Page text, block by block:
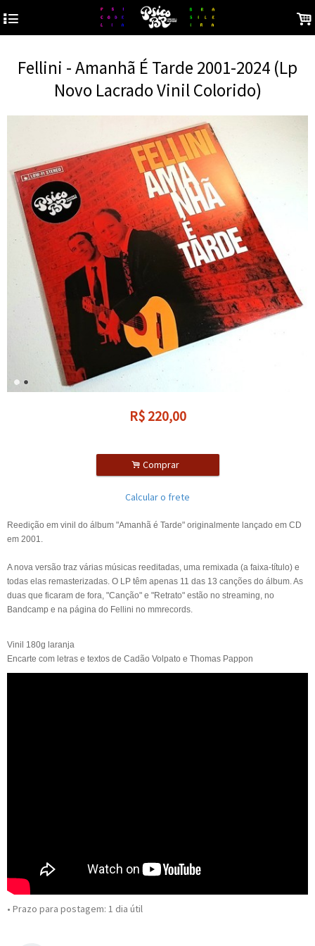
4 .
Fellini - Amanhã É Tarde 2001-2024 (Lp
Novo Lacrado Vinil Colorido)
R$ 220,00
. Comprar
Calcular o frete
Reedição em vinil do álbum "Amanhã é Tarde" originalmente lançado em CD
em 2001.
A nova versão traz várias músicas reeditadas, uma remixada (a faixa-título) e
todas elas remasterizadas. O LP têm apenas 11 das 13 canções do álbum. As
duas que ficaram de fora, "Canção" e "Retrato" estão no streaming, no
Bandcamp e na página do Fellini no mmrecords.
Vinil 180g laranja
Encarte com letras e textos de Cadão Volpato e Thomas Pappon
• Prazo para postagem: 1 dia útil